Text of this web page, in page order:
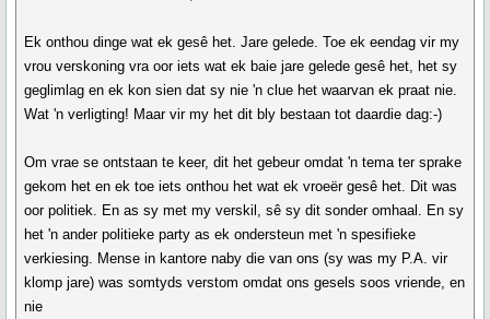
Ek onthou dinge wat ek gesê het. Jare gelede. Toe ek eendag vir my
vrou verskoning vra oor iets wat ek baie jare gelede gesê het, het sy
geglimlag en ek kon sien dat sy nie 'n clue het waarvan ek praat nie.
Wat 'n verligting! Maar vir my het dit bly bestaan tot daardie dag:-)
Om vrae se ontstaan te keer, dit het gebeur omdat 'n tema ter sprake
gekom het en ek toe iets onthou het wat ek vroeër gesê het. Dit was
oor politiek. En as sy met my verskil, sê sy dit sonder omhaal. En sy
het 'n ander politieke party as ek ondersteun met 'n spesifieke
verkiesing. Mense in kantore naby die van ons (sy was my P.A. vir
klomp jare) was somtyds verstom omdat ons gesels soos vriende, en
nie